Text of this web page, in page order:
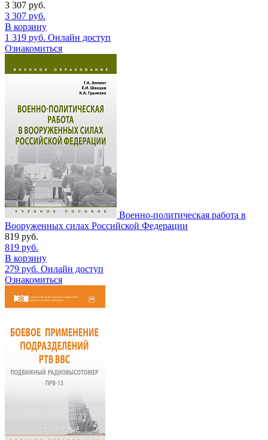
3 307 руб.
3 307 руб.
В корзину
1 319 руб. Онлайн доступ
Ознакомиться
Военно-политическая работа в
Вооруженных силах Российской Федерации
819 руб.
819 руб.
В корзину
279 руб. Онлайн доступ
Ознакомиться